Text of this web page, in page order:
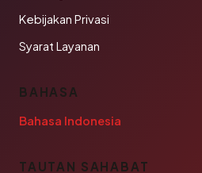
Kebijakan Privasi
Syarat Layanan
BAHASA
Bahasa Indonesia
TAUTAN SAHABAT